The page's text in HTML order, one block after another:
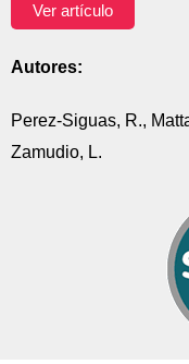
Ver artículo
Autores:
Perez-Siguas, R.,
Zamudio, L.